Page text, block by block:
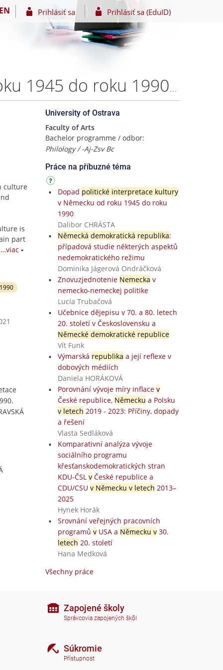
Prihlásiť sa Prihlásiť sa (EduID)
Dopad politické interpretace kultury v Německu od roku 1945 do roku 1990 – Dalibor CHRÁSTA
culture
is
part
…viac
University of Ostrava
Faculty of Arts
Bachelor programme / odbor:
Philology / -Aj-Zsv Bc
Práce na příbuzné téma
Dopad politické interpretace kultury
v Německu od roku 1945 do roku
1990
Dalibor CHRÁSTA
Německá demokratická republika:
případová studie některých aspektů
nedemokratického režimu
Dominika Jágerová Ondráčková
Znovuzjednotenie Nemecka v
nemecko-nemeckej politike
Lucia Trubačová
Učebnice dějepisu v 70. a 80. letech
20. století v Československu a
Německé demokratické republice
Vít Funk
Výmarská republika a její reflexe v
dobových médiích
Daniela HORÁKOVÁ
Porovnání vývoje míry inflace v
České republice, Německu a Polsku
v letech 2019 - 2023: Příčiny, dopady
a řešení
Vlasta Sedláková
Komparativní analýza vývoje
sociálního programu
křesťanskodemokratických stran
KDU-ČSL vČeské republice a
CDU/CSU v Německu v letech 2013–
2025
Hynek Horák
Srovnání veřejných pracovních
programů vUSA a Německu v30.
letech 20. století
Hana Medková
Všechny práce
Zapojené školy
Správcovia zapojených škôl
Súkromie
Přístupnost